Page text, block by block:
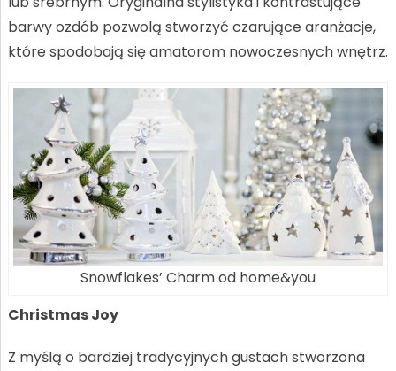
barwy ozdób pozwolą stworzyć czarujące aranżacje,
które spodobają się amatorom nowoczesnych wnętrz.
Snowflakes’ Charm od home&you
Christmas Joy
Z myślą o bardziej tradycyjnych gustach stworzona